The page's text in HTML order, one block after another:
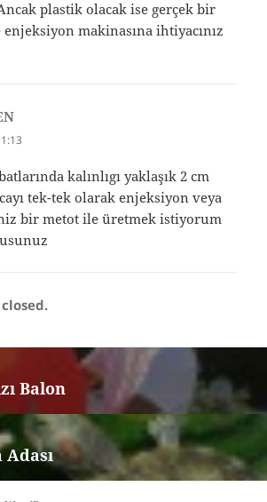
plastik olacak ise gerçek bir
enjeksiyon makinasına ihtiyacınız
kalınlıgı yaklaşık 2 cm
tek-tek olarak enjeksiyon veya
bir metot ile üretmek istiyorum
Balon